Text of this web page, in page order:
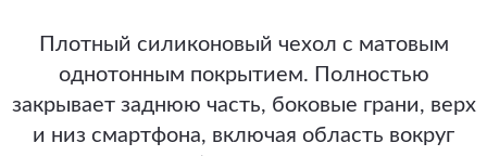
Плотный силиконовый чехол с матовым
однотонным покрытием. Полностью
закрывает заднюю часть, боковые грани, верх
и низ смартфона, включая область вокруг